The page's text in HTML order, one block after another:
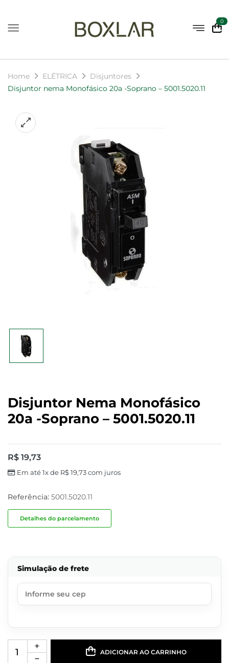
0
Home ELÉTRICA
Disjuntores
Disjuntor nema Monofásico 20a -Soprano – 5001.5020.11
Disjuntor Nema Monofásico
20a -Soprano – 5001.5020.11
R$ 19,73
Em até 1x de R$19,73com juros
Referência: 5001.5020.11
Detalhes do parcelamento
Simulação de frete
ADICIONAR AO CARRINHO